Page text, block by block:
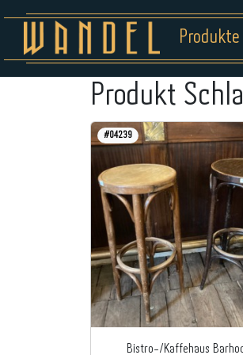
Produkte
Produkt
#04239
Bistro-/Kaffehaus